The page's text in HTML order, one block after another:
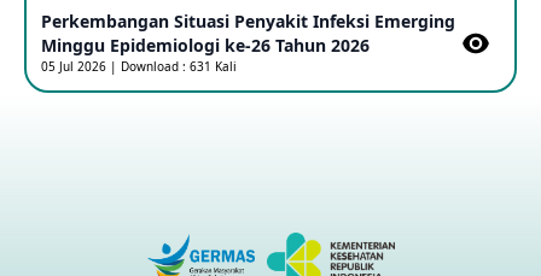
Kasus Konfirmasi A(H5NN6) di Cina
Penyakit virus Hanta di Kapal Pesiar Keberangkatan
Perkembangan Situasi Penyakit Infeksi Emerging
Minggu Epidemiologi ke-26 Tahun 2026
05 Jul 2026 | Download : 631 Kali